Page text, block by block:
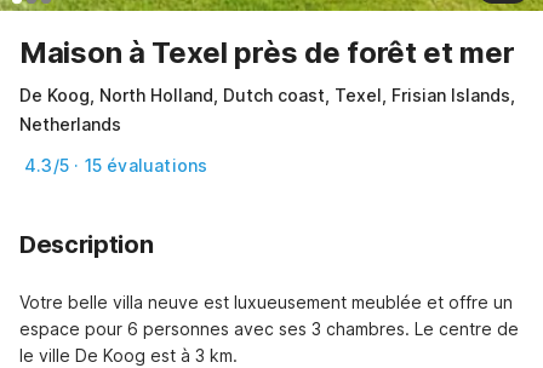
Maison à Texel près de forêt et mer
De Koog, North Holland, Dutch coast, Texel, Frisian Islands,
Netherlands
4.3/5 · 15 évaluations
Description
Votre belle villa neuve est luxueusement meublée et offre un
espace pour 6 personnes avec ses 3 chambres. Le centre de
le ville De Koog est à 3 km.